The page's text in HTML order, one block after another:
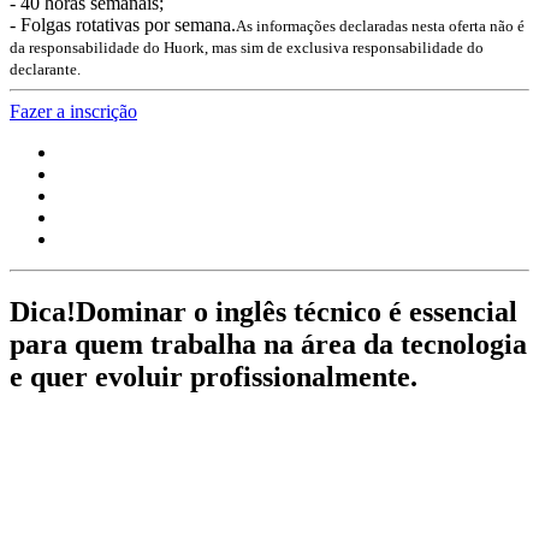
- Folgas rotativas por semana.As informações declaradas nesta oferta não é
da responsabilidade do Huork, mas sim de exclusiva responsabilidade do
declarante.
Fazer a inscrição
Dica!Dominar o inglês técnico é essencial
para quem trabalha na área da tecnologia
e quer evoluir profissionalmente.